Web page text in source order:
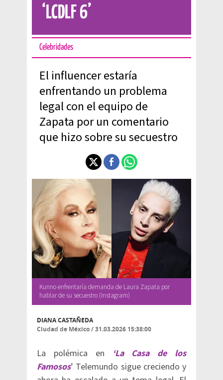
‘LCDLF 6’
Celebridades
El influencer estaría
enfrentando un problema
legal con el equipo de
Zapata por un comentario
que hizo sobre su secuestro
Kunno enfrentaría demanda de Laura Zapata por
hablar de su secuestro (Instagram)
DIANA CASTAÑEDA
Ciudad de México/31.03.2026 15:38:00
La polémica en ‘La Casa de los
Famosos’ Telemundo sigue creciendo y